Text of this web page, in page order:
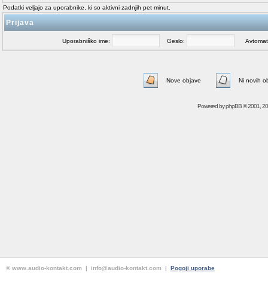
Podatki veljajo za uporabnike, ki so aktivni zadnjih pet minut.
Prijava
Uporabniško ime: Geslo:
Nove objave Ni novih
Powered byphpBB© 2001,
© www.audio-kontakt.com | info@audio-kontakt.com | Pogoji uporabe